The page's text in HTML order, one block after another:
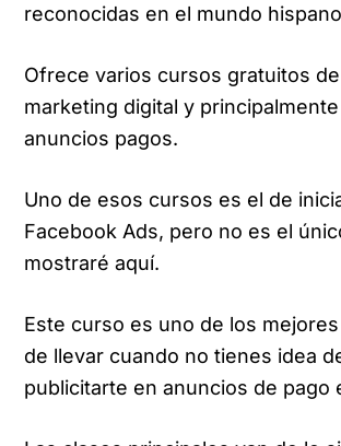
reconocidas en el mundo
Ofrece varios cursos gratuitos
marketing digital y
anuncios pagos.
Uno de esos cursos es el de
Facebook Ads, pero no es el
mostraré aquí.
Este curso es uno de los
de llevar cuando no tienes idea
publicitarte en anuncios de pago